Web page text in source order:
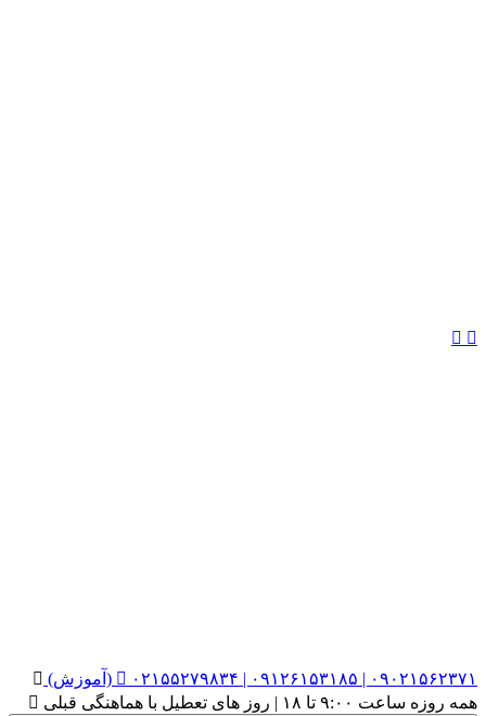
 
 ۰۲۱۵۵۲۷۹۸۳۴ | ۰۹۱۲۶۱۵۳۱۸۵ | ۰۹۰۲۱۵۶۲۳۷۱ (آموزش)

همه روزه ساعت ۹:۰۰ تا ۱۸ | روز های تعطیل با هماهنگی قبلی
